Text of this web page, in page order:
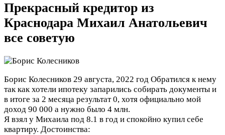
Прекрасный кредитор из
Краснодара Михаил Анатольевич
все советую
Борис Колесников 29 августа, 2022 год Обратился к нему
так как хотели ипотеку запарились собирать документы и
в итоге за 2 месяца результат 0, хотя официально мой
доход 90 000 а нужно было 4 млн.
Я взял у Михаила под 8.1 в год и спокойно купил себе
квартиру. Достоинства: